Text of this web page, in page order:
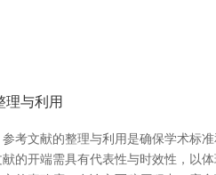
理与利用
考文献的整理与利用是确保学术标
的开端需具有代表性与时效性，以